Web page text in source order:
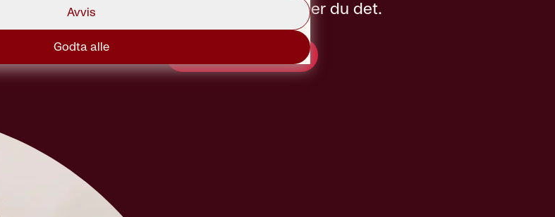
Avvis
Godta alle
kritisk sykdom slipper du det.